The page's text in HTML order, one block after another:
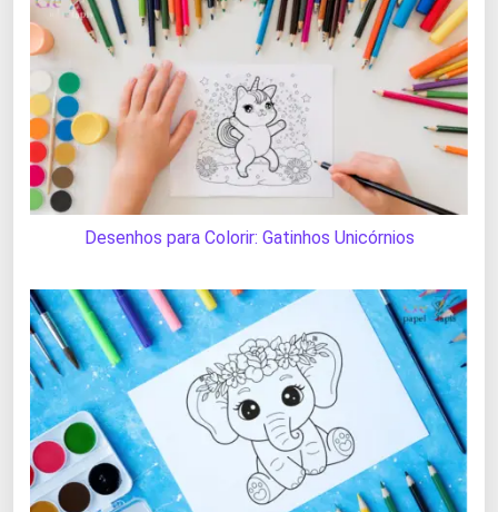
Desenhos para Colorir: Gatinhos Unicórnios